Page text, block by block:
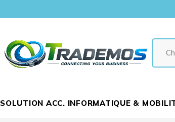
SOLUTION ACC. INFORMATIQUE &